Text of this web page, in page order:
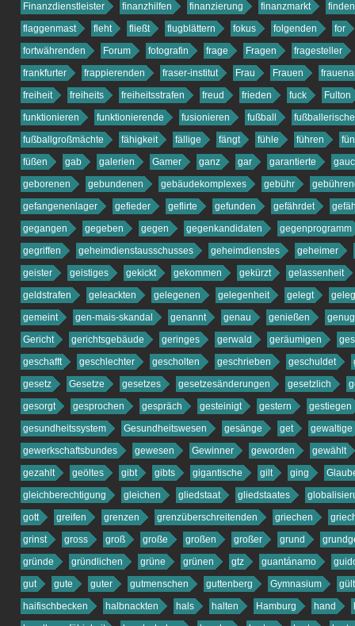
Finanzdienstleister
finanzhilfen finanzierung finanzmarkt
finden
flaggenmast
fleht fließt flugblättern fokus folgenden
for
fortwährenden
Forum fotografin frage Fragen
fragesteller
frankfurter
frappierenden fraser-institut Frau Frauen
freiheit
freiheits freiheitsstrafen freud frieden fuck
Fulton
funktionieren
funktionierende fusionieren fußball
fußballgroßmächte
fähigkeit fällige fängt fühle führen
füßen
gab galerien Gamer ganz gar garantierte
geborenen
gebundenen gebäudekomplexes gebühr
gefangenenlager
gefieder geflirte gefunden gefährdet
gegangen
gegeben gegen gegenkandidaten
gegenprogramm
gegriffen
geheimdienstausschusses geheimdienstes
geheimer
geister
geistiges gekickt gekommen gekürzt
gelassenheit
geldstrafen
geleackten gelegenen gelegenheit gelegt
gemeint
gen-mais-skandal genannt genau genießen
genug
Gericht
gerichtsgebäude geringes gerwald geräumigen
geschafft
geschlechter gescholten geschrieben geschuldet
gesetz
Gesetze gesetzes gesetzesänderungen gesetzlich
gesorgt
gesprochen gespräch gesteinigt gestern
gestiegen
gesundheitssystem
Gesundheitswesen gesänge get
gewaltige
gewerkschaftsbundes
gewesen Gewinner geworden
gewählt
gezahlt
geöltes gibt gibts gigantische gilt ging
gleichberechtigung
gleichen gliedstaat gliedstaates
gott
greifen grenzen grenzüberschreitenden griechen
grinst
gross groß große großen großer grund
gründe
gründlichen grüne grünen gtz guantánamo
gut
gute guter gutmenschen guttenberg Gymnasium
haifischbecken
halbnackten hals halten Hamburg hand